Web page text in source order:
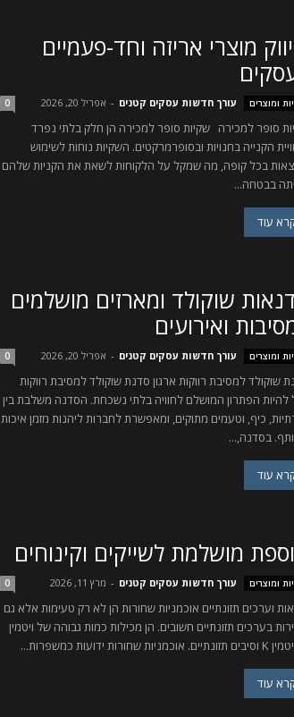
מוצרי אריזה וחד-פעמיים
ומוצרים עורך חדשות עסקים קטנים - אפריל 20, 2026 0
סופר למכירה שקיות סופר למכירה הן חלק בלתי נפרד
הקנייה בחנויות ובסופרמרקטים. השקיות נוחות לשימוש
בכל קופה, מה שמקל על הלקוחות לשאת את הקניות שלהם
בבטחה...
עוד
שוקולד ומארזים מושלמים
ואירועים
ומוצרים עורך חדשות עסקים קטנים - אפריל 20, 2026 0
שוקולד למסיבת רווקות ארגון סדנת שוקולד למסיבת רווקות
להיות הפתרון המושלם לחוויה בלתי נשכחת. הסדנה משלבת בין
כיף, וטעמים מתוקים, ומאפשרת לחברות ליהנות מזמן איכות
בסדנה,...
עוד
מושלמת לשייקים וקינוחים
ומוצרים עורך חדשות עסקים קטנים - מרץ 11, 2026 0
וערכים תזונתיים אוכמניות שחורות הן לא רק טעימות אלא גם
בערכים תזונתיים חשובים. הן מכילות כמות גבוהה של ויטמין
עוד